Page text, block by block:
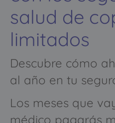
salud de
limitados
Descubre cómo
al año en tu
Los meses que
médico pagarás